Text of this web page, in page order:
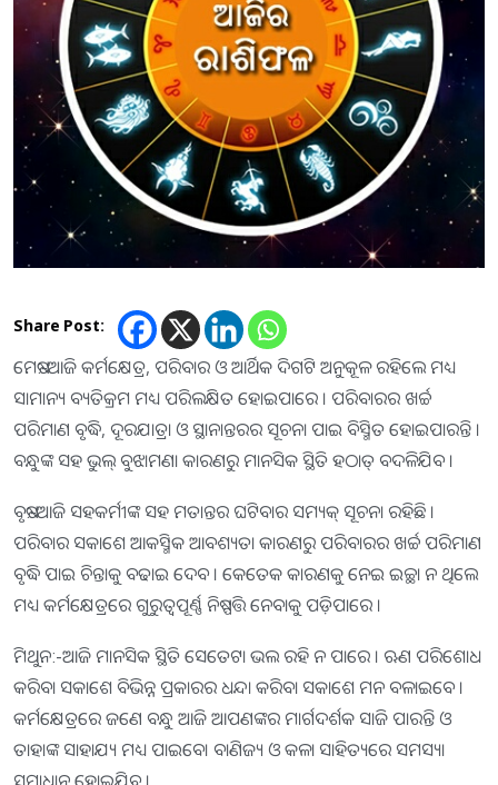
Share Post:
ମେଷ:-ଆଜି କର୍ମକ୍ଷେତ୍ର, ପରିବାର ଓ ଆର୍ଥିକ ଦିଗଟି ଅନୁକୂଳ ରହିଲେ ମଧ୍ୟ
ସାମାନ୍ୟ ବ୍ୟତିକ୍ରମ ମଧ୍ୟ ପରିଲକ୍ଷିତ ହୋଇପାରେ । ପରିବାରର ଖର୍ଚ୍ଚ
ପରିମାଣ ବୃଦ୍ଧି, ଦୂରଯାତ୍ରା ଓ ସ୍ଥାନାନ୍ତରର ସୂଚନା ପାଇ ବିସ୍ମିତ ହୋଇପାରନ୍ତି ।
ବନ୍ଧୁଙ୍କ ସହ ଭୁଲ୍‌ ବୁଝାମଣା କାରଣରୁ ମାନସିକ ସ୍ଥିତି ହଠାତ୍‌ ବଦଳିଯିବ ।
ବୃଷ:-ଆଜି ସହକର୍ମୀଙ୍କ ସହ ମତାନ୍ତର ଘଟିବାର ସମ୍ୟକ୍‌ ସୂଚନା ରହିଛି ।
ପରିବାର ସକାଶେ ଆକସ୍ମିକ ଆବଶ୍ୟତା କାରଣରୁ ପରିବାରର ଖର୍ଚ୍ଚ ପରିମାଣ
ବୃଦ୍ଧି ପାଇ ଚିନ୍ତାକୁ ବଢାଇ ଦେବ । କେତେକ କାରଣକୁ ନେଇ ଇଚ୍ଛା ନ ଥିଲେ
ମଧ୍ୟ କର୍ମକ୍ଷେତ୍ରରେ ଗୁରୁତ୍ୱପୂର୍ଣ୍ଣ ନିଷ୍ପତ୍ତି ନେବାକୁ ପଡ଼ିପାରେ ।
ମିଥୁନ:-ଆଜି ମାନସିକ ସ୍ଥିତି ସେତେଟା ଭଲ ରହି ନ ପାରେ । ଋଣ ପରିଶୋଧ
କରିବା ସକାଶେ ବିଭିନ୍ନ ପ୍ରକାରର ଧନ୍ଦା କରିବା ସକାଶେ ମନ ବଳାଇବେ ।
କର୍ମକ୍ଷେତ୍ରରେ ଜଣେ ବନ୍ଧୁ ଆଜି ଆପଣଙ୍କର ମାର୍ଗଦର୍ଶକ ସାଜି ପାରନ୍ତି ଓ
ତାହାଙ୍କ ସାହାଯ୍ୟ ମଧ୍ୟ ପାଇବେ। ବାଣିଜ୍ୟ ଓ କଳା ସାହିତ୍ୟରେ ସମସ୍ୟା